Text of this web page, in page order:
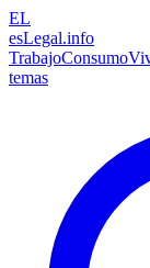
EL
esLegal.info
TrabajoConsumo
temas